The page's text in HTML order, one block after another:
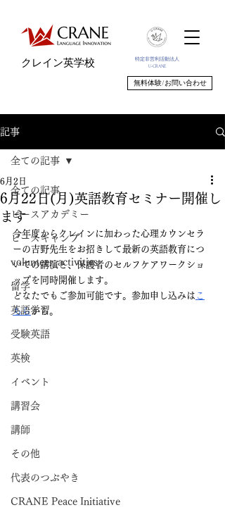
特定非営利活動法人
U-CRANE
クレイン英学校
無料体験/お問い合わせ
記事
全ての記事
ピースアカデミー
ピースキャンプ
volunteer_activities
留学
英語学習
受験英語
英検
イベント
講習会
講師
その他
代表のつぶやき
CRANE Peace Initiative
全ての記事
6月22日(月)英語教育セミナー開催し
ます
6月2日
今年度からクレインに加わった心理カウンセラ
ーの吉野先生をお招きして最新の英語教育につ
いての講演と、保護者のセルフケアワークショ
ップを同時開催します。
どなたでもご参加可能です。参加申し込みは こ
ちらから。